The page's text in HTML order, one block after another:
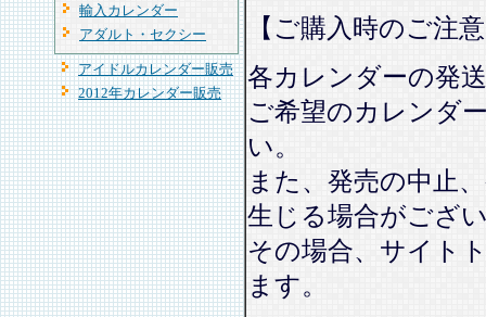
輸入カレンダー
アダルト・セクシー
アイドルカレンダー販売
2012年カレンダー販売
【ご購入時のご注
各カレンダーの発
ご希望のカレンダ
い。
また、発売の中止
生じる場合がござ
その場合、サイト
ます。